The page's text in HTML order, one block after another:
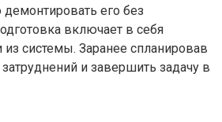
демонтировать его без
включает в себя
системы. Заранее спланировав
и завершить задачу в